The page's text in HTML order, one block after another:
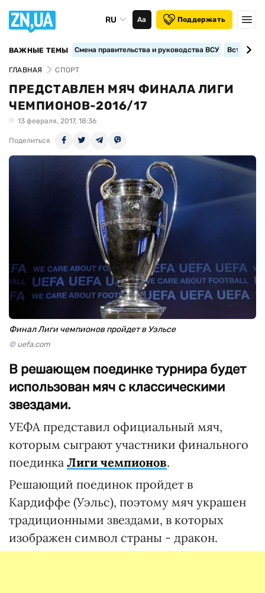
RU Аа Поддержать
ВАЖНЫЕ ТЕМЫ Смена правительства и руководства ВСУ
ГЛАВНАЯ СПОРТ
ПРЕДСТАВЛЕН МЯЧ ФИНАЛА ЛИГИ
ЧЕМПИОНОВ-2016/17
13 февраля, 2017, 18:36
Поделиться
Финал Лиги чемпионов пройдет в Уэльсе
© uefa.com
В решающем поединке турнира будет
использован мяч с классическими
звездами.
УЕФА представил официальный мяч,
которым сыграют участники финального
поединка Лиги чемпионов.
Решающий поединок пройдет в
Кардиффе (Уэльс), поэтому мяч украшен
традиционными звездами, в которых
изображен символ страны - дракон.